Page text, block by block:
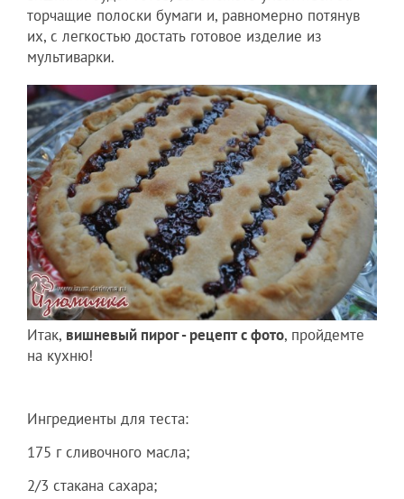
торчащие полоски бумаги и, равномерно потянув
их, с легкостью достать готовое изделие из
мультиварки.
Итак, вишневый пирог - рецепт с фото, пройдемте
на кухню!
Ингредиенты для теста:
175 г сливочного масла;
2/3 стакана сахара;